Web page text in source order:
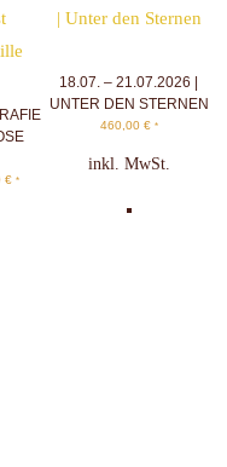
€ *
18.07. – 21.07.2026 |
UNTER DEN STERNEN
460,00 € *
inkl. MwSt.